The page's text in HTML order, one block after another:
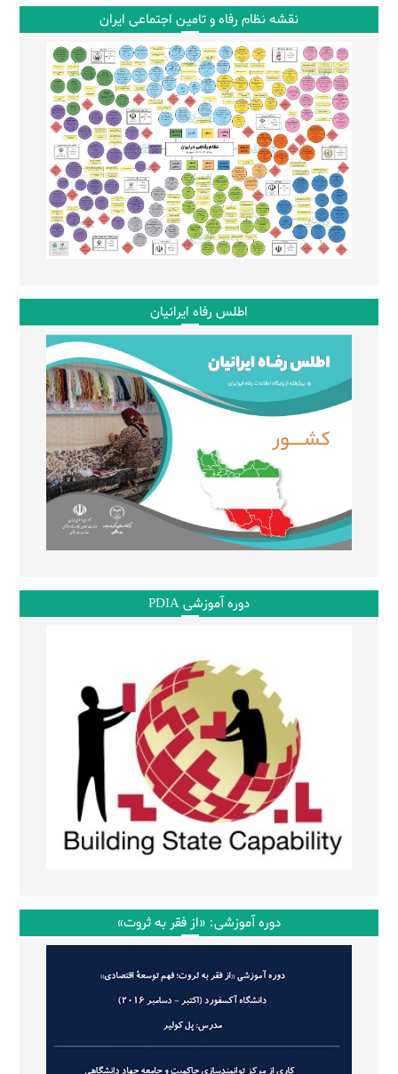
نقشه نظام رفاه و تامین اجتماعی ایران
اطلس رفاه ایرانیان
دوره آموزشی PDIA
دوره آموزشی: «از فقر به ثروت»